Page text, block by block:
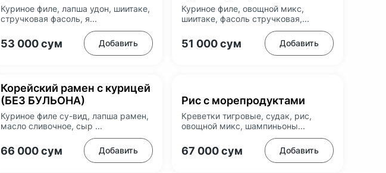
Куриное филе, лапша удон, шиитаке,
стручковая фасоль, я...
53 000сум Добавить
Куриное филе, овощной микс,
шиитаке, фасоль стручковая,...
51 000сум Добавить
Корейский рамен с курицей
(БЕЗ БУЛЬОНА)
Куриное филе су-вид, лапша рамен,
масло сливочное, сыр ...
66 000сум Добавить
Рис с морепродуктами
Креветки тигровые, судак, рис,
овощной микс, шампиньоны...
67 000сум Добавить